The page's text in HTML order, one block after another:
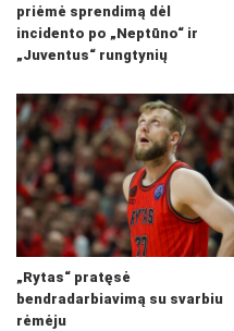
priėmė sprendimą dėl
incidento po „Neptūno“ ir
„Juventus“ rungtynių
„Rytas“ pratęsė
bendradarbiavimą su svarbiu
rėmėju